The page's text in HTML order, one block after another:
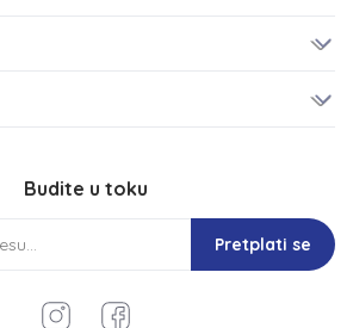
Budite u toku
Pretplati se